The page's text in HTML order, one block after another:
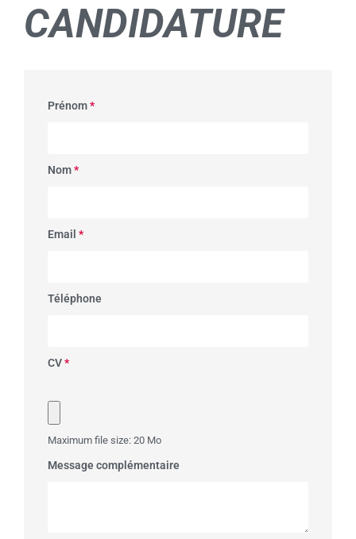
CANDIDATURE
Prénom*
Nom*
Email *
Téléphone
CV*
Maximum file size: 20 Mo
Message complémentaire